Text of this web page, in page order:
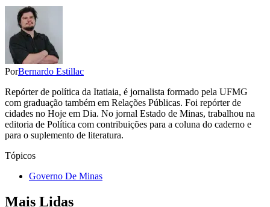
PorBernardo Estillac
Repórter de política da Itatiaia, é jornalista formado pela UFMG
com graduação também em Relações Públicas. Foi repórter de
cidades no Hoje em Dia. No jornal Estado de Minas, trabalhou na
editoria de Política com contribuições para a coluna do caderno e
para o suplemento de literatura.
Tópicos
Governo De Minas
Mais Lidas